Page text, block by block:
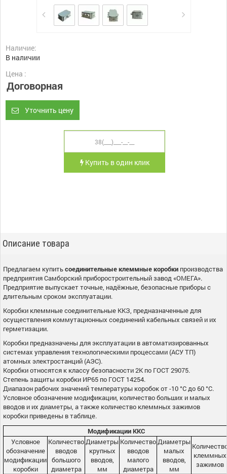
Наличие:
В наличии
Цена :
Договорная
Уточнить цену
Купить в один клик
Описание товара
Предлагаем купитьсоединительные клеммные коробки производства
предприятия Самборский приборостроительный завод «ОМЕГА».
Предприятие выпускает точные, надёжные, безопасные приборы с
длительным сроком эксплуатации.
Коробки клеммные соединительные ККЗ, предназначенные для
осуществления коммутационных соединений кабельных связей и их
герметизации.
Коробки предназначены для эксплуатации в автоматизированных
системах управления технологическими процессами (АСУ ТП)
атомных электростанций (АЭС).
Коробки относятся к классу безопасности 2К по ГОСТ 29075.
Степень защиты коробки ИР65 по ГОСТ 14254.
Диапазон рабочих значений температуры коробок от -10 °С до 60 °С.
Условное обозначение модификации, количество больших и малых
вводов и их диаметры, а также количество клеммных зажимов
коробки приведены в таблице.
Модификации ККC
Условное
обозначение
модификации
коробки
Количество
вводов
большого
диаметра
Диаметры
крупных
вводов,
мм
Количество
вводов
малого
диаметра
Диаметры
малых
вводов,
мм
клеммных
зажимов